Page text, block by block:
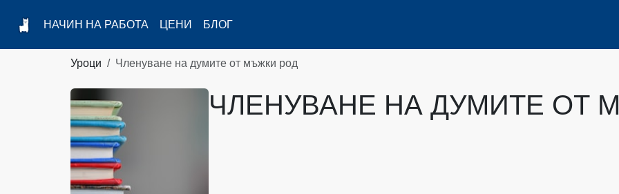
НАЧИН НА РАБОТА ЦЕНИ БЛОГ
Уроци Членуване на думите от мъжки род
ЧЛЕНУВАНЕ НА ДУМИТЕ ОТ